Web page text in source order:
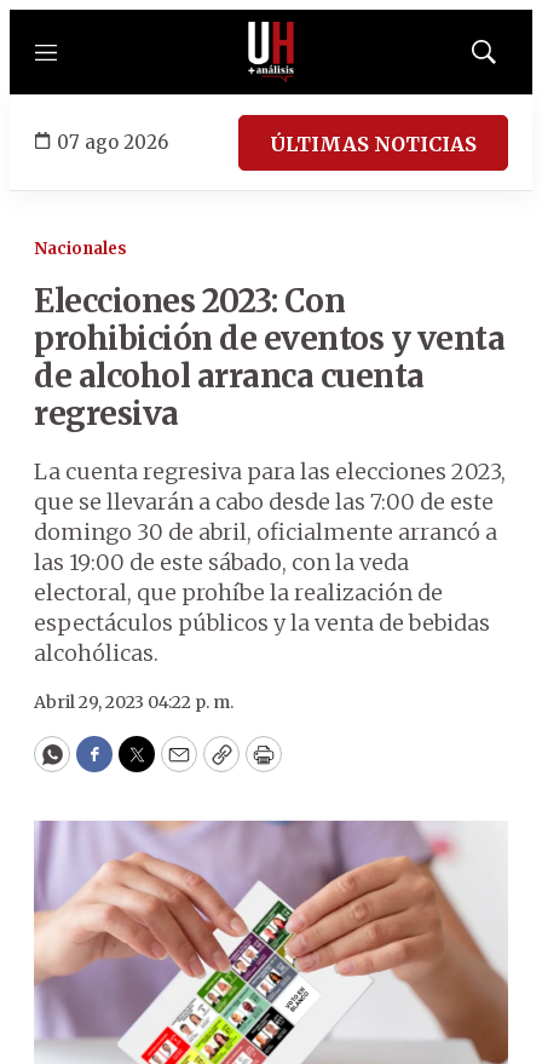
Menú
Mostrar
07 ago 2026 ÚLTIMAS NOTICIAS
Nacionales
Elecciones 2023: Con
prohibición de eventos y venta
de alcohol arranca cuenta
regresiva
La cuenta regresiva para las elecciones 2023,
que se llevarán a cabo desde las 7:00 de este
domingo 30 de abril, oficialmente arrancó a
las 19:00 de este sábado, con la veda
electoral, que prohíbe la realización de
espectáculos públicos y la venta de bebidas
alcohólicas.
Abril 29, 2023 04:22 p. m.
WhatsApp
Facebook
Twitter
EmailCopyPrint